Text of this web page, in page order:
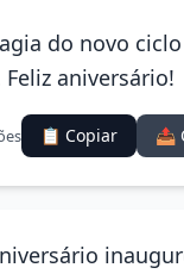
do novo
aniversário!
📋 Copiar 📤